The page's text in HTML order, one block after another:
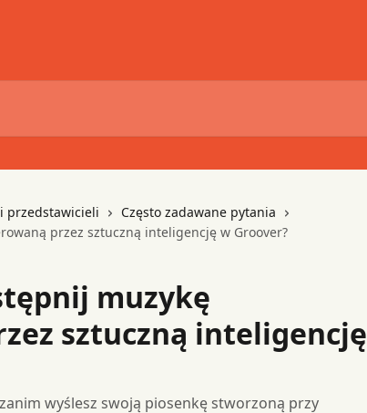
przedstawicieli
Często zadawane pytania
przez sztuczną inteligencję w Groover?
muzykę
sztuczną inteligencję
wyślesz swoją piosenkę stworzoną przy